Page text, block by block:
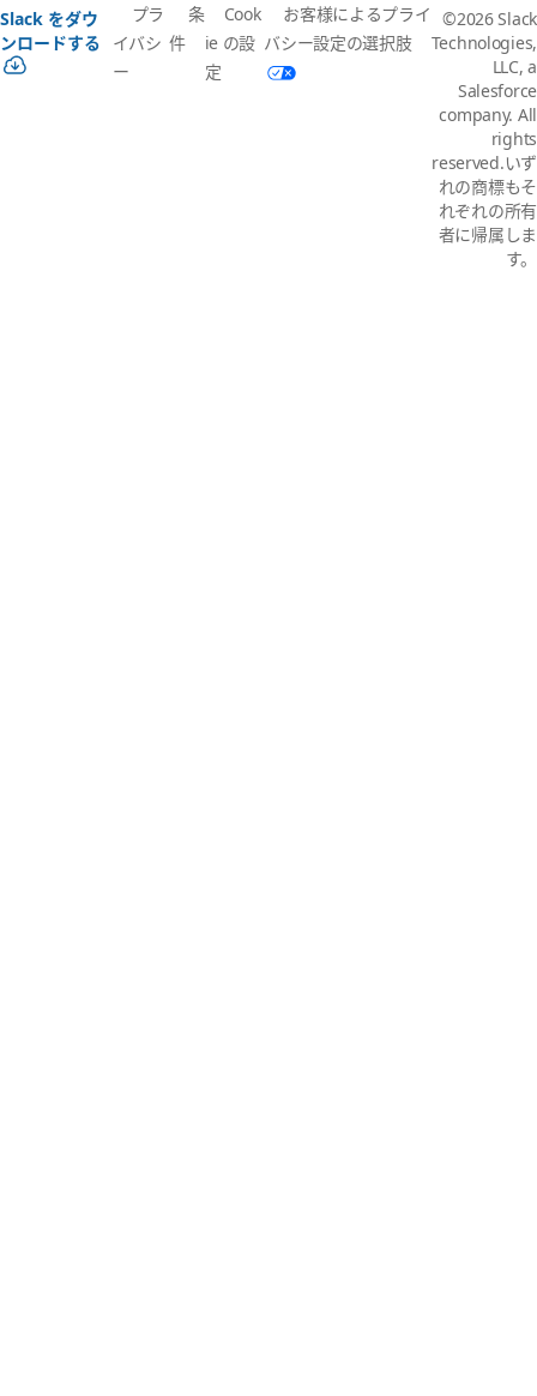
Slack をダウ
ンロードする
プラ
イバシ
ー
条
件
Cook
ie の設
定
お客様によるプライ
バシー設定の選択肢
©2026 Slack
Technologies,
LLC, a
Salesforce
company. All
rights
reserved.いず
れの商標もそ
れぞれの所有
者に帰属しま
す。